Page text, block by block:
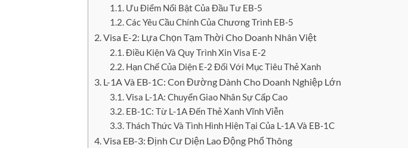
Ưu Điểm Nổi Bật Của Đầu Tư EB-5
Các Yêu Cầu Chính Của Chương Trình EB-5
Visa E-2: Lựa Chọn Tạm Thời Cho Doanh Nhân Việt
Điều Kiện Và Quy Trình Xin Visa E-2
Hạn Chế Của Diện E-2 Đối Với Mục Tiêu Thẻ Xanh
L-1A Và EB-1C: Con Đường Dành Cho Doanh Nghiệp Lớn
Visa L-1A: Chuyển Giao Nhân Sự Cấp Cao
EB-1C: Từ L-1A Đến Thẻ Xanh Vĩnh Viễn
Thách Thức Và Tình Hình Hiện Tại Của L-1A Và EB-1C
Visa EB-3: Định Cư Diện Lao Động Phổ Thông